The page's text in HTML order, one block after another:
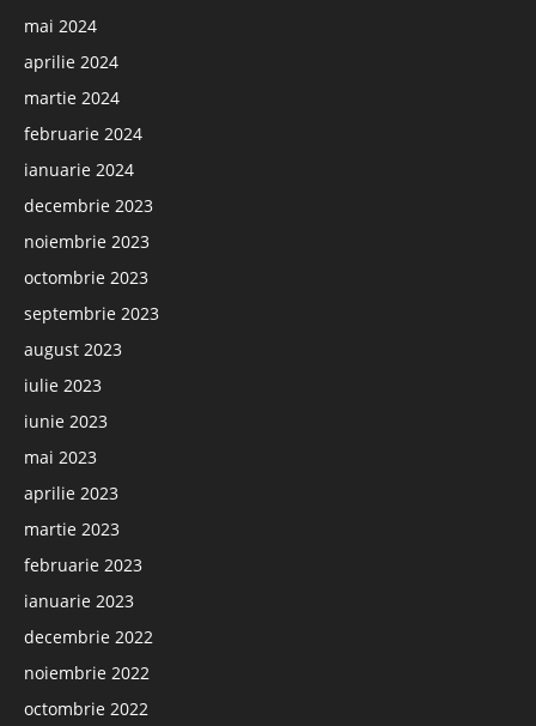
mai 2024
aprilie 2024
martie 2024
februarie 2024
ianuarie 2024
decembrie 2023
noiembrie 2023
octombrie 2023
septembrie 2023
august 2023
iulie 2023
iunie 2023
mai 2023
aprilie 2023
martie 2023
februarie 2023
ianuarie 2023
decembrie 2022
noiembrie 2022
octombrie 2022